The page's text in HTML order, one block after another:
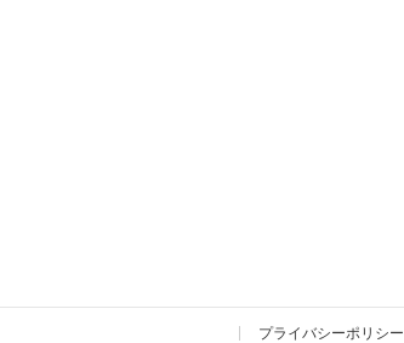
プライバシーポリシー